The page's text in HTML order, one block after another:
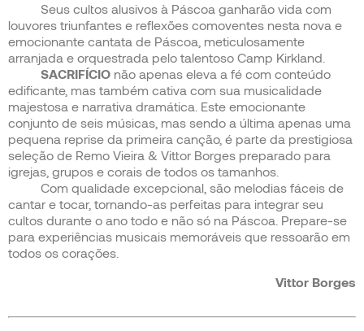
Seus cultos alusivos à Páscoa ganharão vida com
louvores triunfantes e reflexões comoventes nesta nova e
emocionante cantata de Páscoa, meticulosamente
arranjada e orquestrada pelo talentoso Camp Kirkland.
SACRIFÍCIO não apenas eleva a fé com conteúdo
edificante, mas também cativa com sua musicalidade
majestosa e narrativa dramática. Este emocionante
conjunto de seis músicas, mas sendo a última apenas uma
pequena reprise da primeira canção, é parte da prestigiosa
seleção de Remo Vieira & Vittor Borges preparado para
igrejas, grupos e corais de todos os tamanhos.
Com qualidade excepcional, são melodias fáceis de
cantar e tocar, tornando-as perfeitas para integrar seu
cultos durante o ano todo e não só na Páscoa. Prepare-se
para experiências musicais memoráveis que ressoarão em
todos os corações.
Vittor Borges